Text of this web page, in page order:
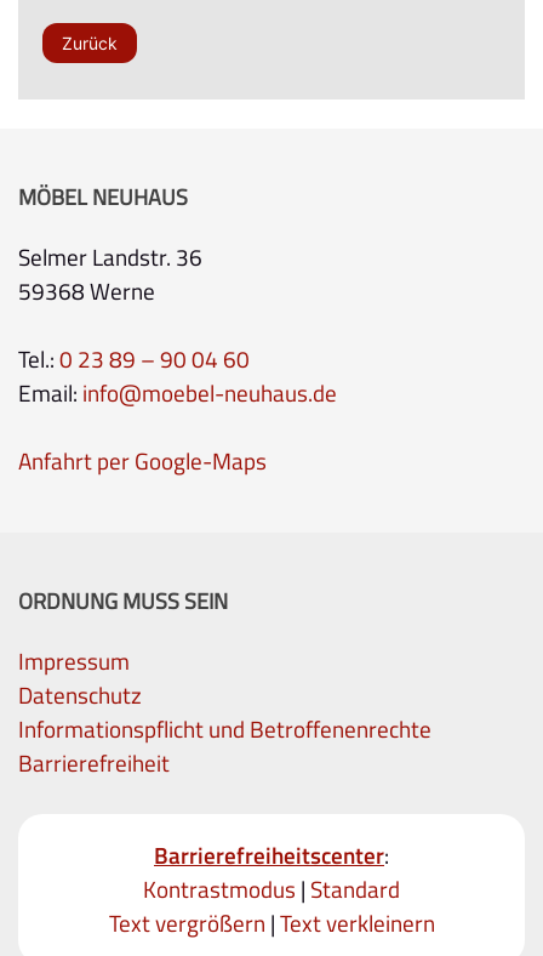
Zurück
MÖBEL NEUHAUS
Selmer Landstr. 36
59368 Werne
Tel.:0 23 89 – 90 04 60
Email: info@moebel-neuhaus.de
Anfahrt per Google-Maps
ORDNUNG MUSS SEIN
Impressum
Datenschutz
Informationspflicht und Betroffenenrechte
Barrierefreiheit
Barrierefreiheitscenter:
Kontrastmodus | Standard
Text vergrößern |Text verkleinern